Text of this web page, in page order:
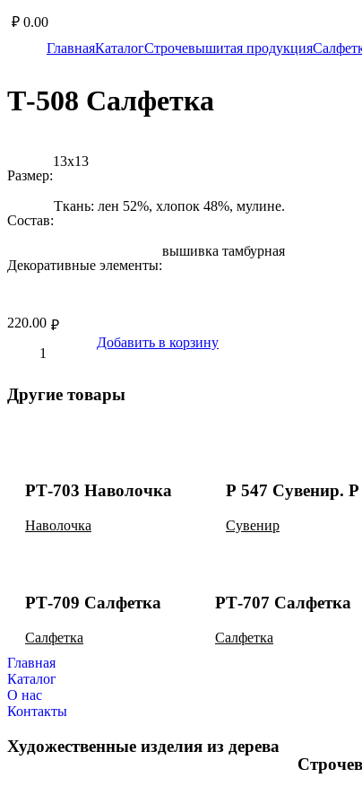
₽ 0.00
ГлавнаяКаталогСтрочевышитая продукция
Т-508 Салфетка
Размер:
13х13
Состав:
Ткань: лен 52%, хлопок 48%, мулине.
Декоративные элементы:
вышивка тамбурная
₽
220.00
Добавить в корзину
Другие товары
РТ-703 Наволочка
Наволочка
Р 547 Сувенир. Р
Сувенир
РТ-709 Салфетка
Салфетка
РТ-707 Салфетка
Салфетка
Главная
Каталог
О нас
Контакты
Художественные изделия из дерева